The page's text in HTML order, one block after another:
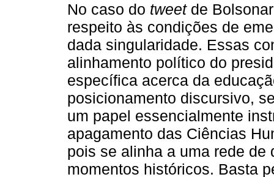
No caso do tweetde
respeito às condições de
dada singularidade. Essas
alinhamento político do
específica acerca da
posicionamento discursivo,
um papel essencialmente
apagamento das Ciências
pois se alinha a uma rede de
momentos históricos. Basta